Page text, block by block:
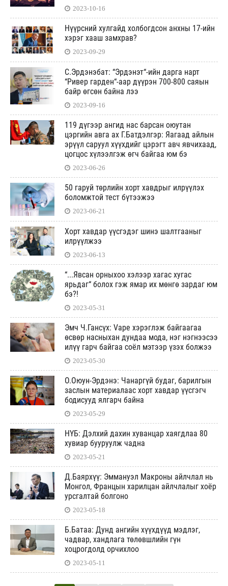
2023-10-16
Нүүрсний хулгайд холбогдсон анхны 17-ийн
хэрэг хааш замхрав?
2023-09-29
С.Эрдэнэбат: “Эрдэнэт“-ийн дарга нарт
“Ривер гарден“-аар дүүрэн 700-800 саяын
байр өгсөн байна лээ
2023-09-16
119 дүгээр ангид нас барсан оюутан
цэргийн авга ах Г.Батдэлгэр: Яагаад айлын
эрүүл саруул хүүхдийг цэрэгт авч явчихаад,
цогцос хүлээлгэж өгч байгаа юм бэ
2023-06-26
50 гаруй төрлийн хорт хавдрыг илрүүлэх
боломжтой тест бүтээжээ
2023-06-21
Хорт хавдар үүсгэдэг шинэ шалтгааныг
илрүүлжээ
2023-06-13
“...Явсан орныхоо хэлээр хагас хугас
ярьдаг“ болох гэж ямар их мөнгө зардаг юм
бэ?!
2023-05-31
Эмч Ч.Гансүх: Vape хэрэглэж байгаагаа
өсвөр насныхан дундаа мода, нэг нэгнээсээ
илүү гарч байгаа соёл мэтээр үзэх болжээ
2023-05-30
О.Оюун-Эрдэнэ: Чанаргүй будаг, барилгын
заслын материалаас хорт хавдар үүсгэгч
бодисууд ялгарч байна
2023-05-29
НҮБ: Дэлхий дахин хуванцар хаягдлаа 80
хувиар бууруулж чадна
2023-05-21
Д.Баярхүү: Эммануэл Макроны айлчлал нь
Монгол, Францын харилцан айлчлалыг хоёр
урсгалтай болгоно
2023-05-18
Б.Батаа: Дунд ангийн хүүхдүүд мэдлэг,
чадвар, хандлага төлөвшлийн гүн
хоцрогдолд орчихлоо
2023-05-11